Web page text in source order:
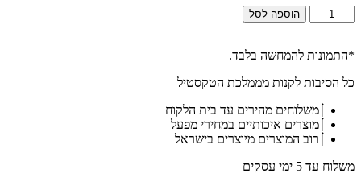
כמות
של
-
אבסטרקט
ירושלים
קנבס
זכוכית
הוספה לסל
*התמונות להמחשה בלבד.
כל הסיבות לקנות מממלכת הטקסטיל
משלוחים מהירים עד בית הלקוח
מוצרים איכותיים במחירי מפעל
רוב המוצרים מיוצרים בישראל
משלוח עד 5 ימי עסקים